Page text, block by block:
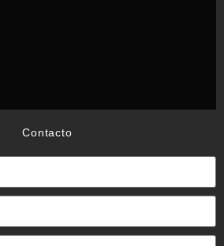
Contacto